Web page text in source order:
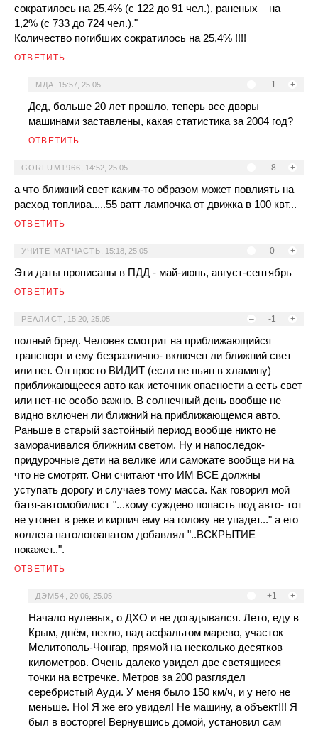
сократилось на 25,4% (с 122 до 91 чел.), раненых – на
1,2% (с 733 до 724 чел.)."
Количество погибших сократилось на 25,4% !!!!
ОТВЕТИТЬ
– -1 +
МДА 15:57, 25.05
Дед, больше 20 лет прошло, теперь все дворы
машинами заставлены, какая статистика за 2004 год?
ОТВЕТИТЬ
– -8 +
GORLUM1966 14:52, 25.05
а что ближний свет каким-то образом может повлиять на
расход топлива.....55 ватт лампочка от движка в 100 квт...
ОТВЕТИТЬ
– 0 +
УЧИТЕ МАТЧАСТЬ 15:18, 25.05
Эти даты прописаны в ПДД - май-июнь, август-сентябрь
ОТВЕТИТЬ
– -1 +
РЕАЛИСТ 15:20, 25.05
полный бред. Человек смотрит на приближающийся
транспорт и ему безразлично- включен ли ближний свет
или нет. Он просто ВИДИТ (если не пьян в хламину)
приближающееся авто как источник опасности а есть свет
или нет-не особо важно. В солнечный день вообще не
видно включен ли ближний на приближающемся авто.
Раньше в старый застойный период вообще никто не
заморачивался ближним светом. Ну и напоследок-
придурочные дети на велике или самокате вообще ни на
что не смотрят. Они считают что ИМ ВСЕ должны
уступать дорогу и случаев тому масса. Как говорил мой
батя-автомобилист "...кому суждено попасть под авто- тот
не утонет в реке и кирпич ему на голову не упадет..." а его
коллега патологоанатом добавлял "..ВСКРЫТИЕ
покажет..".
ОТВЕТИТЬ
– +1 +
ДЭМ54 20:06, 25.05
Начало нулевых, о ДХО и не догадывался. Лето, еду в
Крым, днём, пекло, над асфальтом марево, участок
Мелитополь-Чонгар, прямой на несколько десятков
километров. Очень далеко увидел две светящиеся
точки на встречке. Метров за 200 разглядел
серебристый Ауди. У меня было 150 км/ч, и у него не
меньше. Но! Я же его увидел! Не машину, а объект!!! Я
был в восторге! Вернувшись домой, установил сам